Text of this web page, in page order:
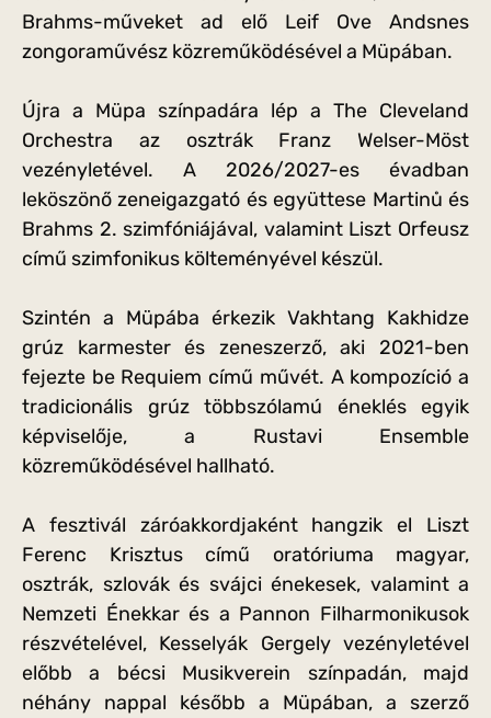
Brahms-műveket ad elő Leif Ove Andsnes
zongoraművész közreműködésével a Müpában.
Újra a Müpa színpadára lép a The Cleveland
Orchestra az osztrák Franz Welser-Möst
vezényletével. A 2026/2027-es évadban
leköszönő zeneigazgató és együttese Martinů és
Brahms 2. szimfóniájával, valamint Liszt Orfeusz
című szimfonikus költeményével készül.
Szintén a Müpába érkezik Vakhtang Kakhidze
grúz karmester és zeneszerző, aki 2021-ben
fejezte be Requiem című művét. A kompozíció a
tradicionális grúz többszólamú éneklés egyik
képviselője, a Rustavi Ensemble
közreműködésével hallható.
A fesztivál záróakkordjaként hangzik el Liszt
Ferenc Krisztus című oratóriuma magyar,
osztrák, szlovák és svájci énekesek, valamint a
Nemzeti Énekkar és a Pannon Filharmonikusok
részvételével, Kesselyák Gergely vezényletével
előbb a bécsi Musikverein színpadán, majd
néhány nappal később a Müpában, a szerző